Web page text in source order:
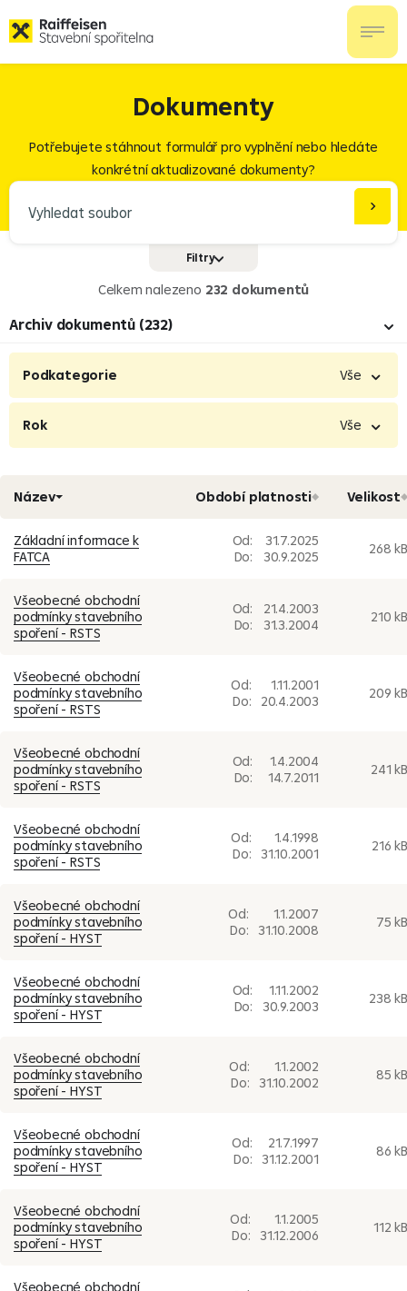
Dokumenty
Potřebujete stáhnout formulář pro vyplnění nebo hledáte
konkrétní aktualizované dokumenty?
Filtry
XLS/XLSX
Celkem nalezeno 232 dokumentů
Archiv dokumentů (232)
Vše (536)
Dokumenty a sazebníky (26)
Povinně uveřejňované informace (216)
Sdělení stavební spořitelny (5)
Archiv dokumentů (232)
Podkategorie Vše
Rok Vše
2020
2017 2016 2015
2006
2005 2004 2002 2001
1999
Název Období platnosti Velikost
Základní informace k
FATCA
Od:
31.7.2025
Do:
30.9.2025 268 kB
Všeobecné obchodní
podmínky stavebního
spoření - RSTS
Od:
21.4.2003
Do:
31.3.2004 210 kB
Všeobecné obchodní
podmínky stavebního
spoření - RSTS
Od:
1.11.2001
Do:
20.4.2003 209 kB
Všeobecné obchodní
podmínky stavebního
spoření - RSTS
Od:
1.4.2004
Do:
14.7.2011 241 kB
Všeobecné obchodní
podmínky stavebního
spoření - RSTS
Od:
1.4.1998
Do: 31.10.2001 216 kB
Všeobecné obchodní
podmínky stavebního
spoření - HYST
Od:
1.1.2007
Do: 31.10.2008 75 kB
Všeobecné obchodní
podmínky stavebního
spoření - HYST
Od:
1.11.2002
Do:
30.9.2003 238 kB
Všeobecné obchodní
podmínky stavebního
spoření - HYST
Od:
1.1.2002
Do: 31.10.2002 85 kB
Všeobecné obchodní
podmínky stavebního
spoření - HYST
Od:
21.7.1997
Do: 31.12.2001 86 kB
Všeobecné obchodní
podmínky stavebního
spoření - HYST
Od:
1.1.2005
Do: 31.12.2006 112 kB
Všeobecné obchodní